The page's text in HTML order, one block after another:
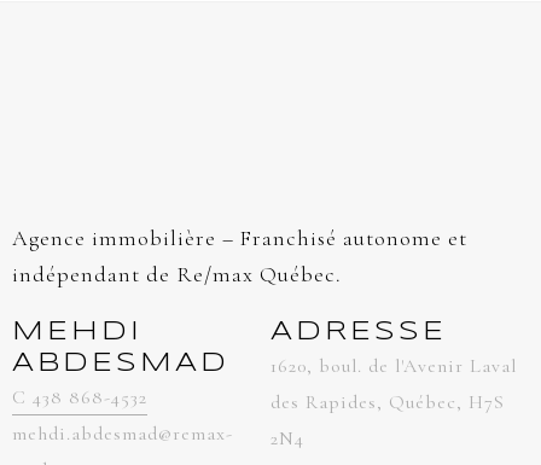
Agence immobilière – Franchisé autonome et
indépendant de Re/max Québec.
MEHDI
ABDESMAD
C 438 868-4532
mehdi.abdesmad@remax-
ADRESSE
1620, boul. de l'Avenir Laval
des Rapides, Québec, H7S
2N4